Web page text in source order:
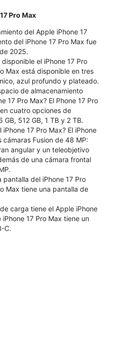
Pro Max
del Apple iPhone 17
del iPhone 17 Pro Max fue
2025.
el iPhone 17 Pro
Max está disponible en tres
azul profundo y plateado.
de almacenamiento
17 Pro Max? El Phone 17 Pro
cuatro opciones de
512 GB, 1 TB y 2 TB.
17 Pro Max? El iPhone
cámaras Fusion de 48 MP:
angular y un teleobjetivo
de una cámara frontal
pantalla del iPhone 17 Pro
Max tiene una pantalla de
carga tiene el Apple iPhone
iPhone 17 Pro Max tiene un
C.